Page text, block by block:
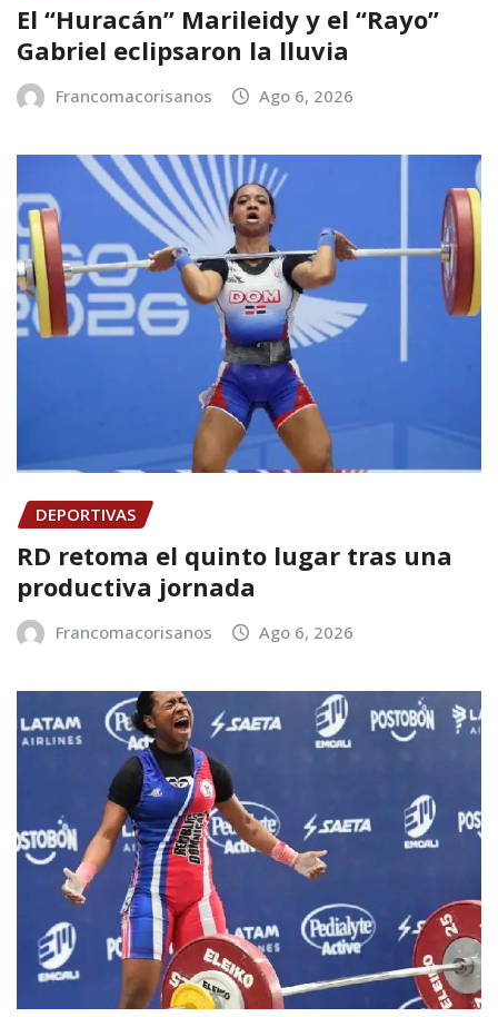
El “Huracán” Marileidy y el “Rayo”
Gabriel eclipsaron la lluvia
Francomacorisanos Ago 6, 2026
DEPORTIVAS
RD retoma el quinto lugar tras una
productiva jornada
Francomacorisanos Ago 6, 2026